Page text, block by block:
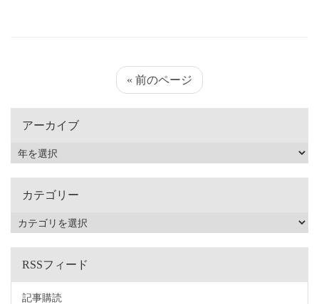
« 前のページ
アーカイブ
カテゴリー
RSSフィード
記事購読